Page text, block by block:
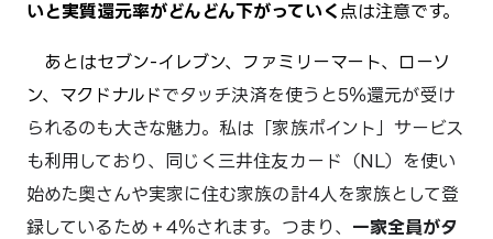
いと実質還元率がどんどん下がっていく 点は注意です。
あとはセブン-イレブン、ファミリーマート、ローソ
ン、マクドナルドでタッチ決済を使うと5％還元が受け
られるのも大きな魅力。私は「家族ポイント」サービス
も利用しており、同じく 三井住友カード（NL）を使い
始めた奥さんや実家に住む家族の計4人を家族として登
録しているため＋4％されます。つまり、 一家全員がタ